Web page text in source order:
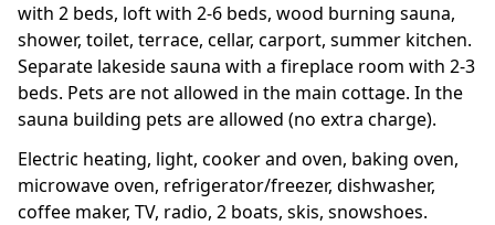
with 2 beds, loft with 2-6 beds, wood burning sauna,
shower, toilet, terrace, cellar, carport, summer kitchen.
Separate lakeside sauna with a fireplace room with 2-3
beds. Pets are not allowed in the main cottage. In the
sauna building pets are allowed (no extra charge).
Electric heating, light, cooker and oven, baking oven,
microwave oven, refrigerator/freezer, dishwasher,
coffee maker, TV, radio, 2 boats, skis, snowshoes.